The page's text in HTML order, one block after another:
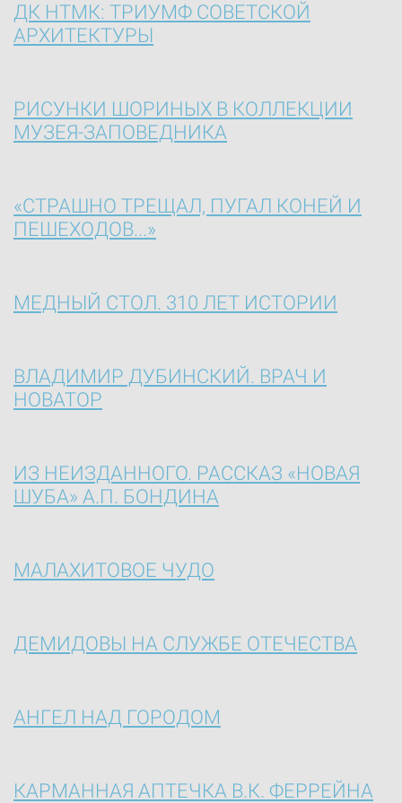
ДК НТМК: ТРИУМФ СОВЕТСКОЙ
АРХИТЕКТУРЫ
РИСУНКИ ШОРИНЫХ В КОЛЛЕКЦИИ
МУЗЕЯ-ЗАПОВЕДНИКА
«СТРАШНО ТРЕЩАЛ, ПУГАЛ КОНЕЙ И
ПЕШЕХОДОВ...»
МЕДНЫЙ СТОЛ. 310 ЛЕТ ИСТОРИИ
ВЛАДИМИР ДУБИНСКИЙ. ВРАЧ И
НОВАТОР
ИЗ НЕИЗДАННОГО. РАССКАЗ «НОВАЯ
ШУБА» А.П. БОНДИНА
МАЛАХИТОВОЕ ЧУДО
ДЕМИДОВЫ НА СЛУЖБЕ ОТЕЧЕСТВА
АНГЕЛ НАД ГОРОДОМ
КАРМАННАЯ АПТЕЧКА В.К. ФЕРРЕЙНА